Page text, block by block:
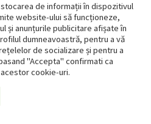
de informații în dispozitivul
website-ului să funcționeze,
și anunțurile publicitare afișate în
dumneavoastră, pentru a vă
de socializare și pentru a
"Accepta" confirmati ca
cookie-uri.